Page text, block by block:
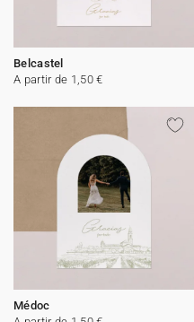
Belcastel
A partir de 1,50 €
Médoc